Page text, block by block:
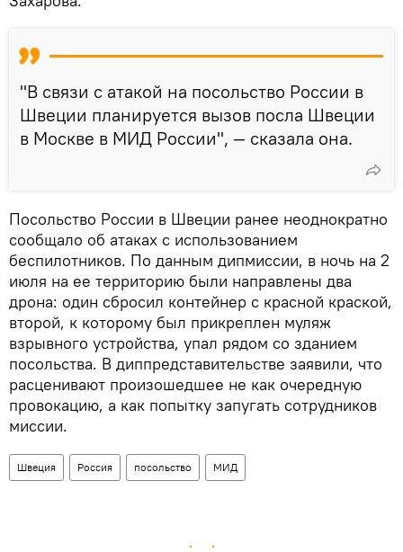
"В связи с атакой на посольство России в
Швеции планируется вызов посла Швеции
в Москве в МИД России", — сказала она.
Посольство России в Швеции ранее неоднократно
сообщало об атаках с использованием
беспилотников. По данным дипмиссии, в ночь на 2
июля на ее территорию были направлены два
дрона: один сбросил контейнер с красной краской,
второй, к которому был прикреплен муляж
взрывного устройства, упал рядом со зданием
посольства. В диппредставительстве заявили, что
расценивают произошедшее не как очередную
провокацию, а как попытку запугать сотрудников
миссии.
Швеция Россия посольство МИД